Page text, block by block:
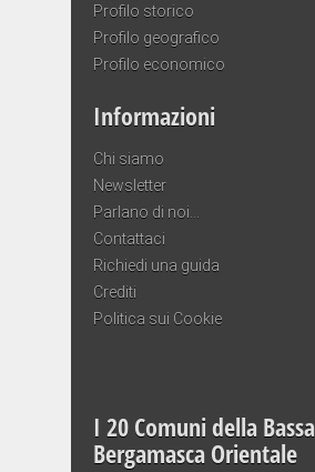
Profilo storico
Profilo geografico
Profilo economico
Informazioni
Chi siamo
Newsletter
Parlano di noi…
Contattaci
Richiedi una guida
Crediti
Politica sui Cookie
I 20 Comuni della Bassa
Bergamasca Orientale